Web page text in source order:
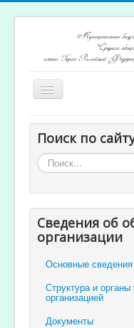
Включить/
выключить
Главная
Открытость и
Ученикам и
Учителям
Электронный журнал
Поиск по
Искать...
Сведения об
организации
Основные сведения
Структура и
организацией
Документы